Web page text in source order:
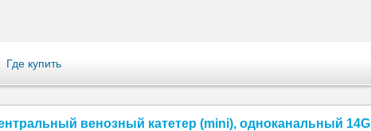
Где купить
венозный катетер (mini), одноканальный 14G